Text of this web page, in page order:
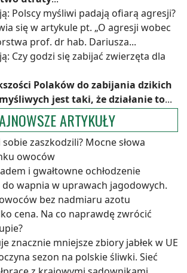
Polscy myśliwi padają ofiarą agresji?
się w artykule pt. „O agresji wobec
prof. dr hab. Dariusza...
Czy godzi się zabijać zwierzęta dla
Polaków do zabijania dzikich
jest taki, że działanie to...
ARTYKUŁY
zaszkodzili? Mocne słowa
owoców
i gwałtowne ochłodzenie
wapnia w uprawach jagodowych.
bez nadmiaru azotu
cena. Na co naprawdę zwrócić
znacznie mniejsze zbiory jabłek w UE
sezon na polskie śliwki. Sieć